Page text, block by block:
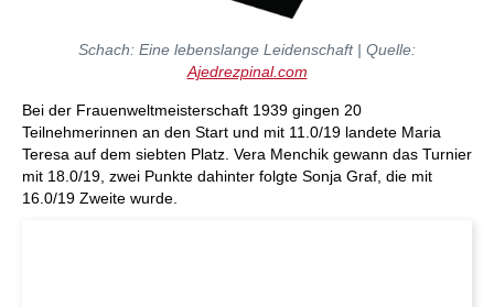
Schach: Eine lebenslange Leidenschaft | Quelle:
Ajedrezpinal.com
Bei der Frauenweltmeisterschaft 1939 gingen 20
Teilnehmerinnen an den Start und mit 11.0/19 landete Maria
Teresa auf dem siebten Platz. Vera Menchik gewann das Turnier
mit 18.0/19, zwei Punkte dahinter folgte Sonja Graf, die mit
16.0/19 Zweite wurde.